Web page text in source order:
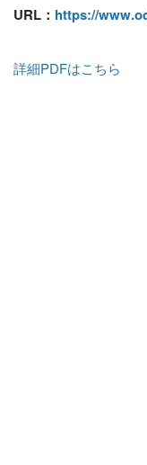
URL： https://
詳細PDFはこちら